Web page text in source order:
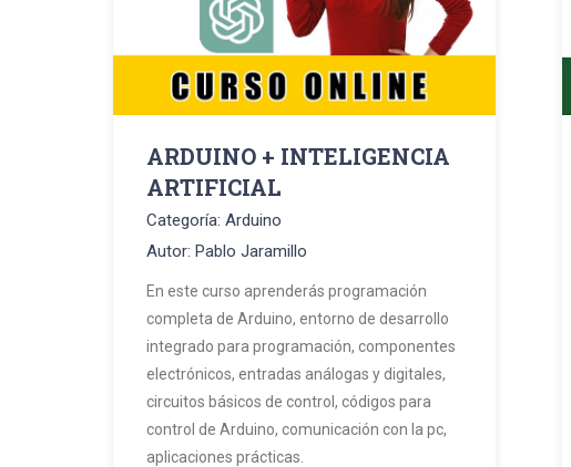
ARDUINO + INTELIGENCIA
ARTIFICIAL
Categoría: Arduino
Autor: Pablo Jaramillo
En este curso aprenderás programación
completa de Arduino, entorno de desarrollo
integrado para programación, componentes
electrónicos, entradas análogas y digitales,
circuitos básicos de control, códigos para
control de Arduino, comunicación con la pc,
aplicaciones prácticas.